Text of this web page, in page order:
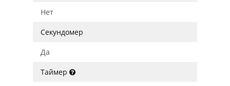
Нет
Секундомер
Да
Таймер